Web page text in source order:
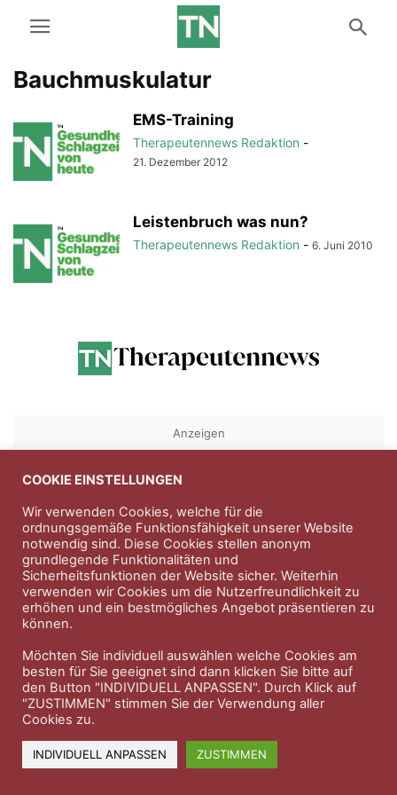
Bauchmuskulatur
EMS-Training
Therapeutennews Redaktion -
21. Dezember 2012
Leistenbruch was nun?
Therapeutennews Redaktion - 6. Juni 2010
Anzeigen
Nahrungsergänungsprodukte der Firma
Jahn & Partner Versicherungsmakler GmbH-
Versicherungen und Finanzdienstleistungen seit 1986 -
Professioneller Rundumschutz seit über 30 Jahren.
Impressum Nutzungsbedingungen
Datenschutzerklärung Therapeutenkatalog Über uns
COOKIE EINSTELLUNGEN
Wir verwenden Cookies, welche für die
ordnungsgemäße Funktionsfähigkeit unserer Website
notwendig sind. Diese Cookies stellen anonym
grundlegende Funktionalitäten und
Sicherheitsfunktionen der Website sicher. Weiterhin
verwenden wir Cookies um die Nutzerfreundlichkeit zu
erhöhen und ein bestmögliches Angebot präsentieren zu
können.
Möchten Sie individuell auswählen welche Cookies am
besten für Sie geeignet sind dann klicken Sie bitte auf
den Button "INDIVIDUELL ANPASSEN". Durch Klick auf
"ZUSTIMMEN" stimmen Sie der Verwendung aller
Cookies zu.
INDIVIDUELL ANPASSEN ZUSTIMMEN